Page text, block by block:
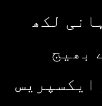
لکھ
بھیج
ایکسپریس